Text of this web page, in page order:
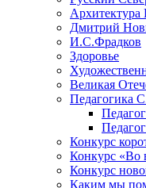
Архитектура
Дмитрий
И.С.Фрадков
Здоровье
Великая
Педагогика
Конкурс
Конкурс «Во
Конкурс
Каким мы